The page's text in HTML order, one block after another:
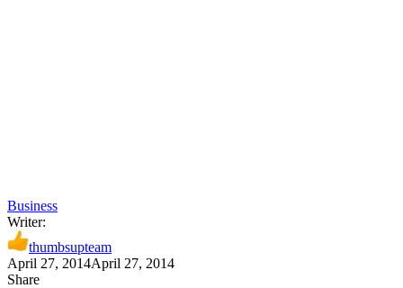
Business
Writer:
thumbsupteam
April 27, 2014April 27, 2014
Share